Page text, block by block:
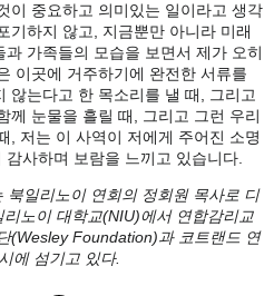
이 중요하고 의미있는 일이라고 생각
기하지 않고, 지금뿐만 아니라 미래
가족들의 모습을 보면서 제가 오히
이곳에 거주하기에 완전한 서류를
않는다고 한 목소리를 낼 때, 그리고
께 눈물을 흘릴 때, 그리고 그런 우리
, 저는 이 사역이 저에게 주어진 소명
사하며 보람을 느끼고 있습니다.
북일리노이 연회의 정회원 목사로 디
노이 대학교(NIU)에서 연합감리교
(Wesley Foundation)과 코트랜드 연
에 섬기고 있다.